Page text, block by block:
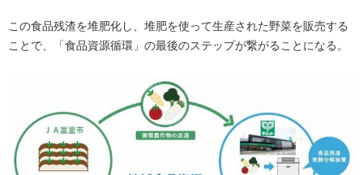
この食品残渣を堆肥化し、堆肥を使って生産された野菜を販売する
ことで、「食品資源循環」の最後のステップが繋がることになる。